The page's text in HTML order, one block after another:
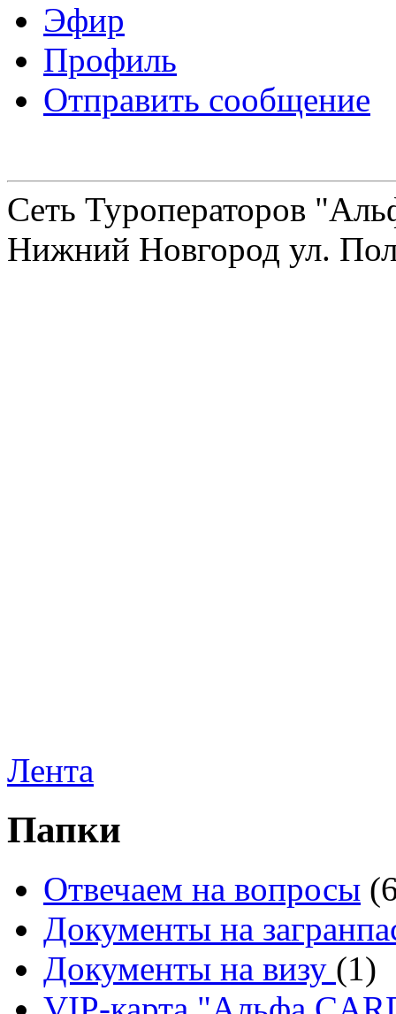
Эфир
Профиль
Отправить сообщение
Сеть Туроператоров
Нижний Новгород ул.
Лента
Папки
Отвечаем на вопросы
Документы на
Документы на визу (1)